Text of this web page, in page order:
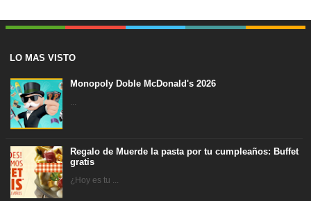
LO MAS VISTO
Monopoly Doble McDonald's 2026
Regalo de Muerde la pasta por tu cumpleaños: Buffet
gratis
¿Hoy es tu ...